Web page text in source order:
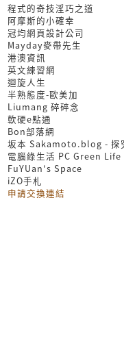
程式的奇技淫巧之道
阿摩斯的小確幸
冠均網頁設計公司
Mayday麥帶先生
港澳資訊
英文練習網
迴旋人生
半熟態度-歐美加
Liumang 碎碎念
軟硬e點通
Bon部落網
坂本 Sakamoto.blog - 探
電腦綠生活 PC Green Life
FuYUan's Space
iZO手札
申請交換連結